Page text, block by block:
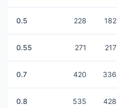
0.5 228 182
0.55 271 217
0.7 420 336
0.8 535 428